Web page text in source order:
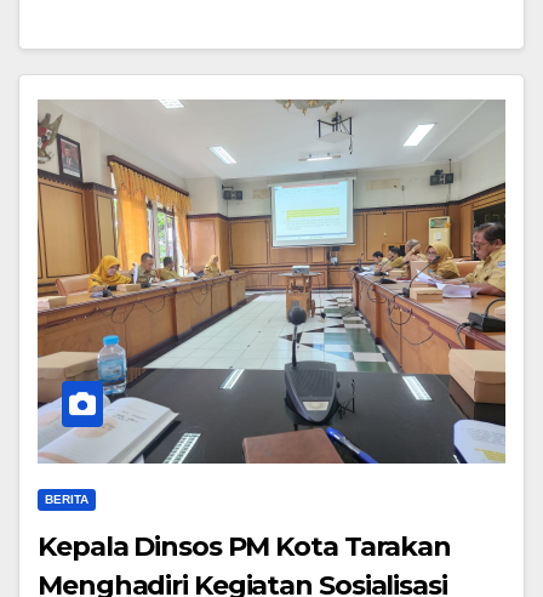
BERITA
Kepala Dinsos PM Kota Tarakan
Menghadiri Kegiatan Sosialisasi